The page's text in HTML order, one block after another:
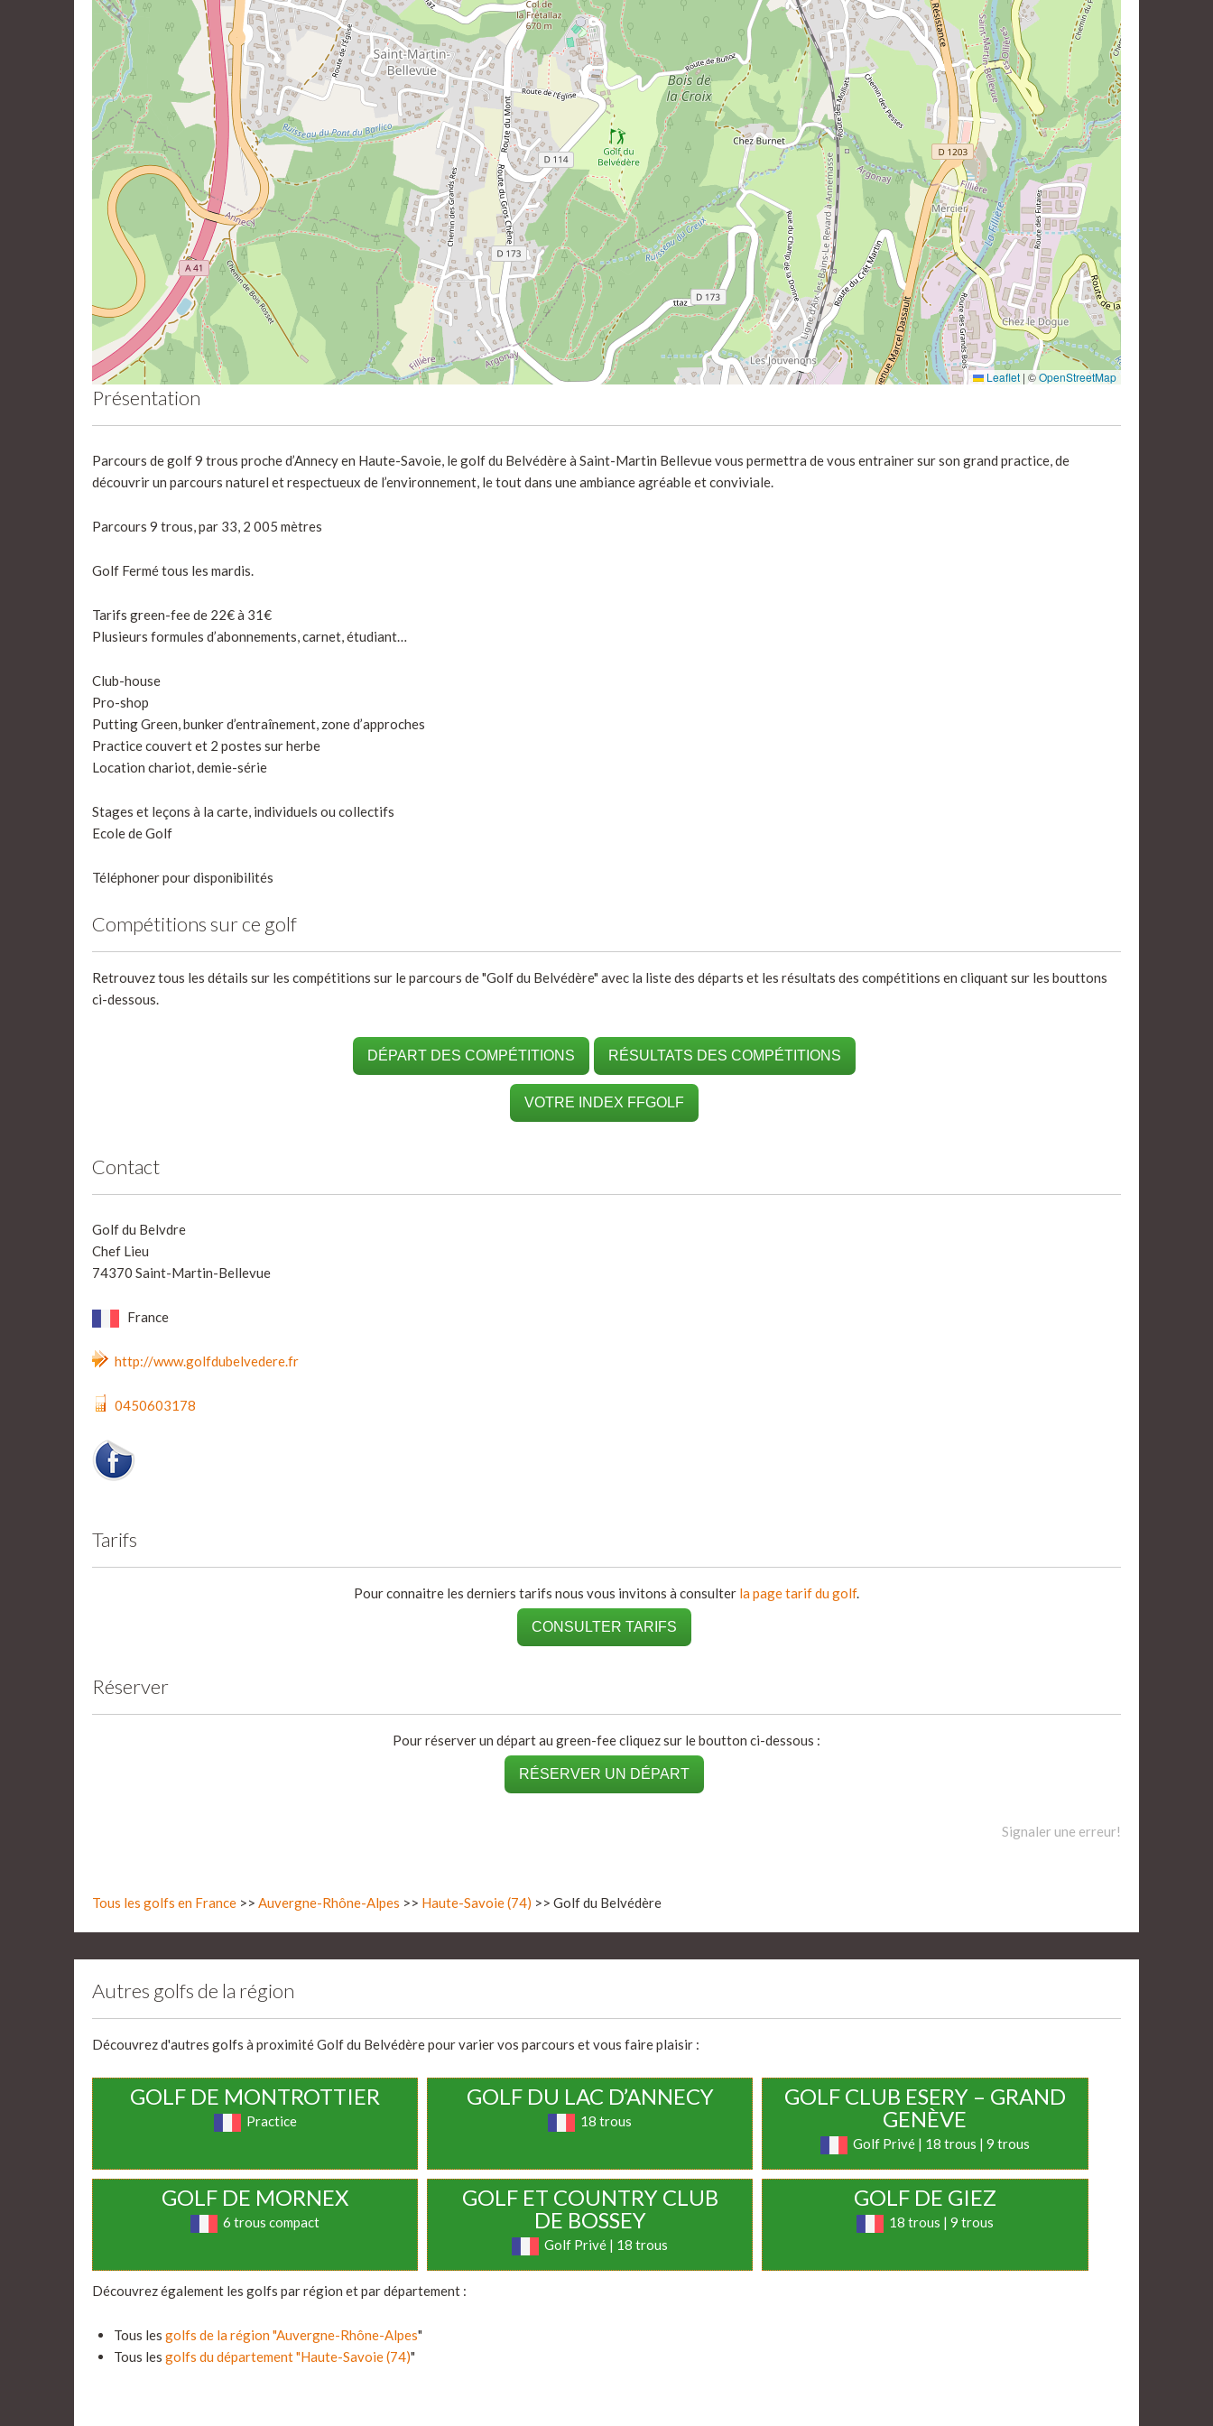
Leaflet | ©OpenStreetMap
Présentation
Parcours de golf 9 trous proche d’Annecy en Haute-Savoie, le golf du Belvédère à Saint-Martin Bellevue vous permettra de vous entrainer sur son grand practice, de
découvrir un parcours naturel et respectueux de l’environnement, le tout dans une ambiance agréable et conviviale.
Parcours 9 trous, par 33, 2 005 mètres
Golf Fermé tous les mardis.
Tarifs green-fee de 22€ à 31€
Plusieurs formules d’abonnements, carnet, étudiant…
Club-house
Pro-shop
Putting Green, bunker d’entraînement, zone d’approches
Practice couvert et 2 postes sur herbe
Location chariot, demie-série
Stages et leçons à la carte, individuels ou collectifs
Ecole de Golf
Téléphoner pour disponibilités
Compétitions sur ce golf
Retrouvez tous les détails sur les compétitions sur le parcours de "Golf du Belvédère" avec la liste des départs et les résultats des compétitions en cliquant sur les bouttons
ci-dessous.
DÉPART DES COMPÉTITIONS RÉSULTATS DES COMPÉTITIONS
VOTRE INDEX FFGOLF
Contact
Golf du Belvdre
Chef Lieu
74370 Saint-Martin-Bellevue
France
http://www.golfdubelvedere.fr
0450603178
Tarifs
Pour connaitre les derniers tarifs nous vous invitons à consulter la page tarif du golf.
CONSULTER TARIFS
Réserver
Pour réserver un départ au green-fee cliquez sur le boutton ci-dessous :
RÉSERVER UN DÉPART
Signaler une erreur!
Tous les golfs en France >> Auvergne-Rhône-Alpes >> Haute-Savoie (74) >> Golf du Belvédère
Autres golfs de la région
Découvrez d'autres golfs à proximité Golf du Belvédère pour varier vos parcours et vous faire plaisir :
GOLF DE MONTROTTIER
Practice
GOLF DU LAC D’ANNECY
18 trous
GOLF CLUB ESERY – GRAND
GENÈVE
Golf Privé | 18 trous | 9 trous
GOLF DE MORNEX
6 trous compact
GOLF ET COUNTRY CLUB
DE BOSSEY
Golf Privé | 18 trous
GOLF DE GIEZ
18 trous | 9 trous
Découvrez également les golfs par région et par département :
Tous les golfs de la région "Auvergne-Rhône-Alpes"
Tous les golfs du département "Haute-Savoie (74)"